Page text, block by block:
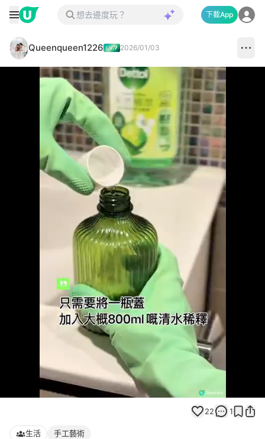
下載App
Queenqueen1226 2026/01/03
Loaded
100.00%
22 1
生活 手工藝術